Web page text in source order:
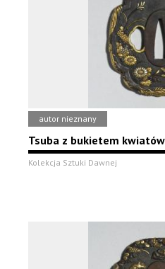
autor nieznany
Tsuba z bukietem
Kolekcja Sztuki Dawnej